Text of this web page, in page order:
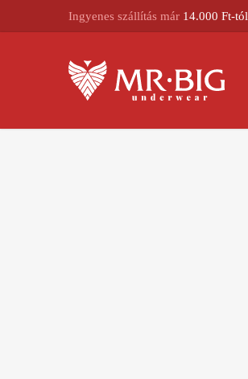
Ingyenes szállítás már 14.000 Ft-